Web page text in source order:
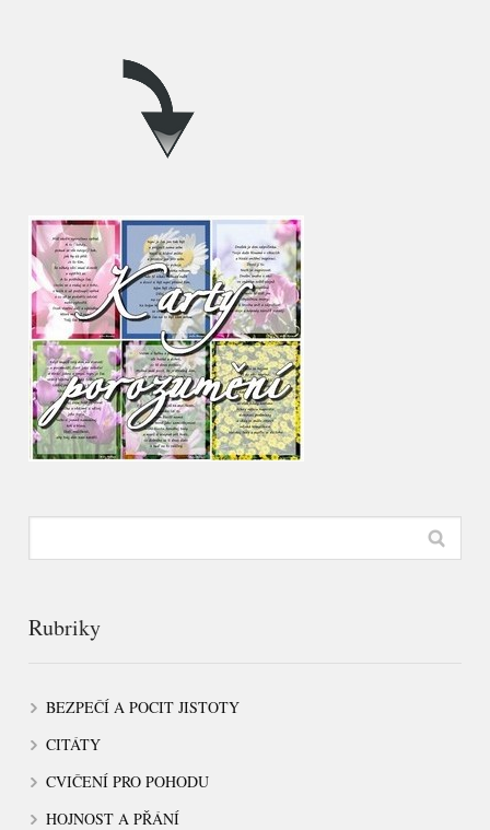
Rubriky
BEZPEČÍ A POCIT JISTOTY
CITÁTY
CVIČENÍ PRO POHODU
HOJNOST A PŘÁNÍ